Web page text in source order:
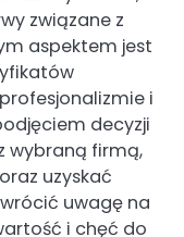
związane z
aspektem jest
i
decyzji
wybraną firmą,
uzyskać
uwagę na
i chęć do